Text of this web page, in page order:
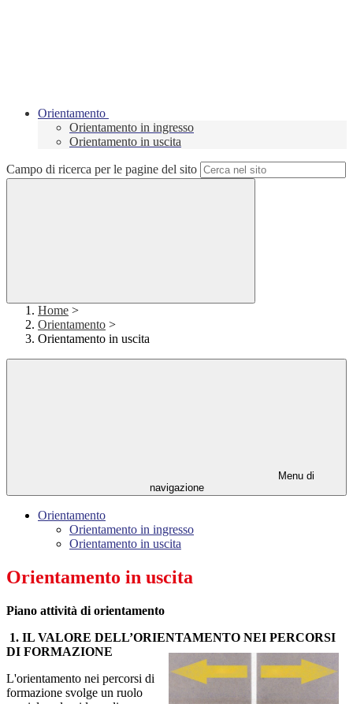
Orientamento
Orientamento in ingresso
Orientamento in uscita
Campo di ricerca per le pagine del sito
Home >
Orientamento >
Orientamento in uscita
Menu di
navigazione
Orientamento
Orientamento in ingresso
Orientamento in uscita
Orientamento in uscita
Piano attività di orientamento
1. IL VALORE DELL’ORIENTAMENTO NEI PERCORSI
DI FORMAZIONE
L'orientamento nei percorsi di
formazione svolge un ruolo